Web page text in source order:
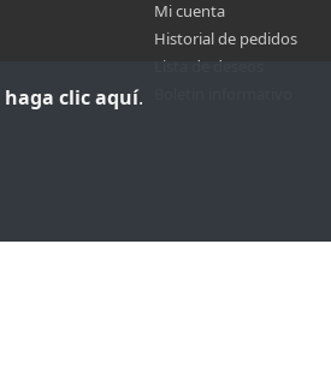
Mi cuenta
Historial de pedidos
Lista de deseos
haga clic aquí.